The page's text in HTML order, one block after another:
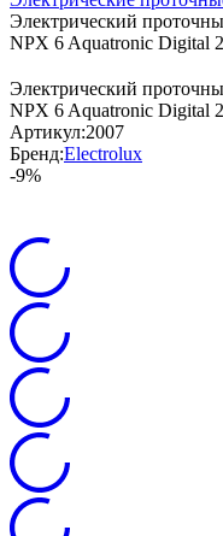
Электрический
NPX 6 Aquatronic Digital
Электрический
NPX 6 Aquatronic Digital
Артикул:2007
Бренд:Electrolux
-9%